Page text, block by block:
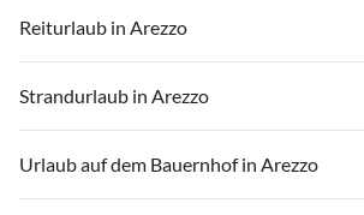
Reiturlaub in Arezzo
Strandurlaub in Arezzo
Urlaub auf dem Bauernhof in Arezzo